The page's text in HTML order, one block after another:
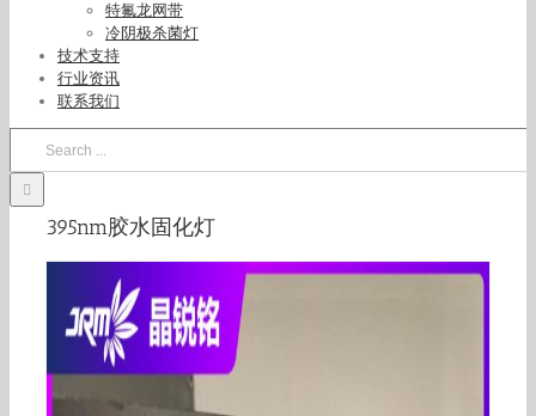
特氟龙网带
冷阴极杀菌灯
技术支持
行业资讯
联系我们
395nm胶水固化灯